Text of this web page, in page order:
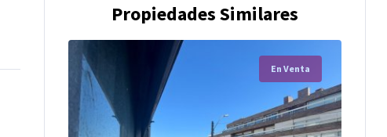
Propiedades Similares
En Venta